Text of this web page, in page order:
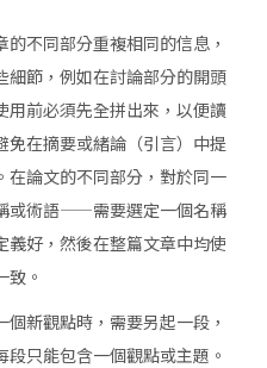
的不同部分重複相同的信息，
細節，例如在討論部分的開頭
用前必須先全拼出來，以便讀
免在摘要或緒論（引言）中提
在論文的不同部分，對於同一
或術語——需要選定一個名稱
義好，然後在整篇文章中均使
致。
個新觀點時，需要另起一段，
段只能包含一個觀點或主題。